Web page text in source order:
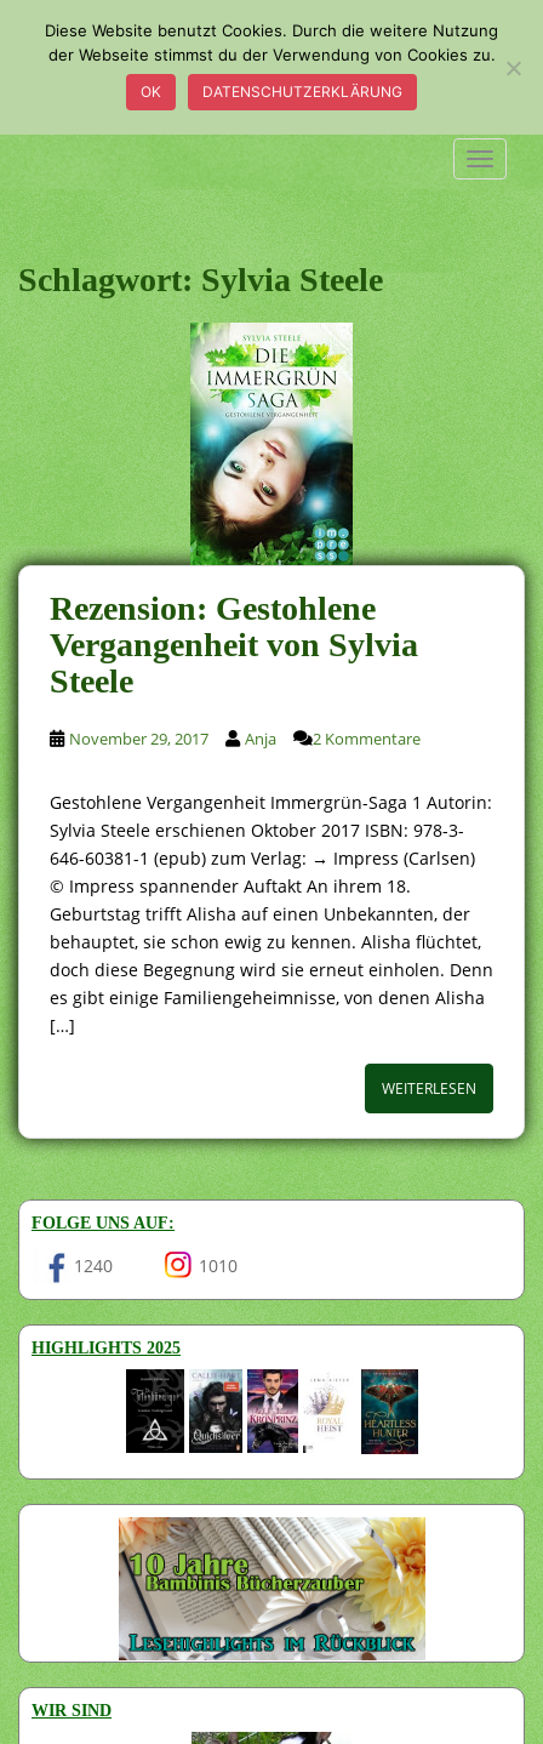
a
i
n
c
o
n
t
e
n
t
Schlagwort:Sylvia Steele
Rezension: Gestohlene
Vergangenheit von Sylvia
Steele
November 29, 2017 Anja 2 Kommentare
Gestohlene Vergangenheit Immergrün-Saga 1 Autorin:
Sylvia Steele erschienen Oktober 2017 ISBN: 978-3-
646-60381-1 (epub) zum Verlag: → Impress (Carlsen)
© Impress spannender Auftakt An ihrem 18.
Geburtstag trifft Alisha auf einen Unbekannten, der
behauptet, sie schon ewig zu kennen. Alisha flüchtet,
doch diese Begegnung wird sie erneut einholen. Denn
es gibt einige Familiengeheimnisse, von denen Alisha
[…]
WEITERLESEN
FOLGE UNS AUF:
1240 1010
HIGHLIGHTS 2025
WIR SIND
Diese Website benutzt Cookies. Durch die weitere Nutzung
der Webseite stimmst du der Verwendung von Cookies zu.
OK DATENSCHUTZERKLÄRUNG